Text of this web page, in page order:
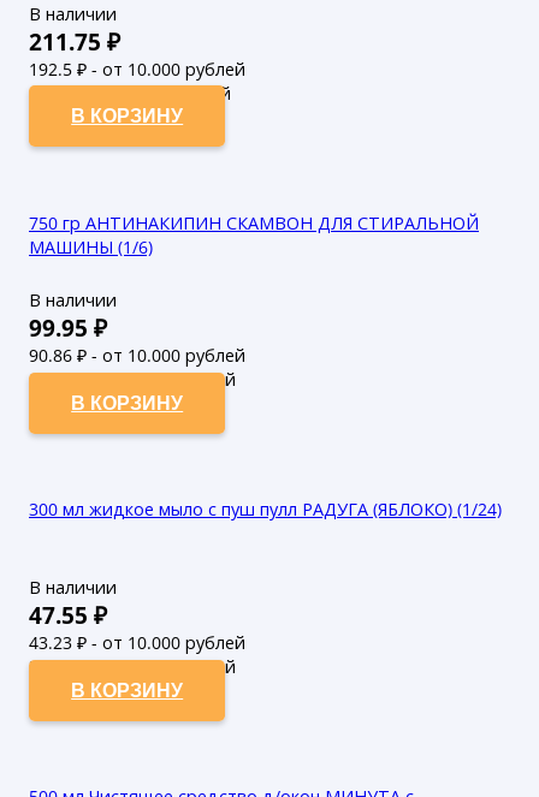
В наличии
211.75 ₽
192.5 ₽ - от 10.000 рублей
175₽ - от 50.000 рублей
В КОРЗИНУ
750 гр АНТИНАКИПИН СКАМВОН ДЛЯ СТИРАЛЬНОЙ
МАШИНЫ (1/6)
В наличии
99.95 ₽
90.86 ₽ - от 10.000 рублей
82.6₽ - от 50.000 рублей
В КОРЗИНУ
300 мл жидкое мыло с пуш пулл РАДУГА (ЯБЛОКО) (1/24)
В наличии
47.55 ₽
43.23 ₽ - от 10.000 рублей
39.3₽ - от 50.000 рублей
В КОРЗИНУ